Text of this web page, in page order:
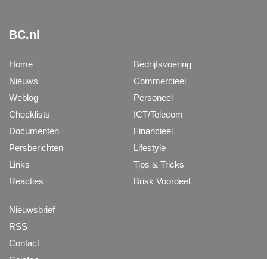
BC.nl
Home
Nieuws
Weblog
Checklists
Documenten
Persberichten
Links
Reacties
Bedrijfsvoering
Commercieel
Personeel
ICT/Telecom
Financieel
Lifestyle
Tips & Tricks
Brisk Voordeel
Nieuwsbrief
RSS
Contact